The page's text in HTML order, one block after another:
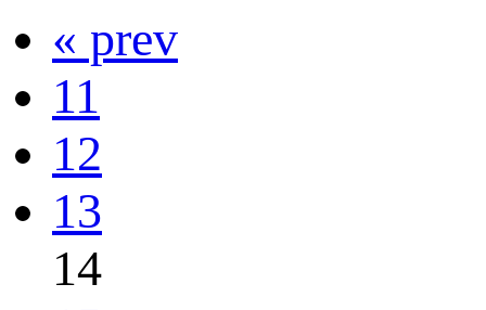
« prev
11
12
13
14